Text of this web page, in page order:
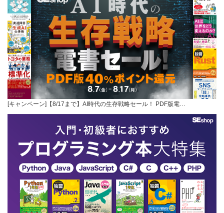
[キャンペーン]【8/17まで】AI時代の生存戦略セール！ PDF版電…